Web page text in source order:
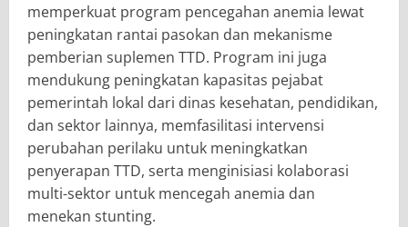
memperkuat program pencegahan anemia lewat
peningkatan rantai pasokan dan mekanisme
pemberian suplemen TTD. Program ini juga
mendukung peningkatan kapasitas pejabat
pemerintah lokal dari dinas kesehatan, pendidikan,
dan sektor lainnya, memfasilitasi intervensi
perubahan perilaku untuk meningkatkan
penyerapan TTD, serta menginisiasi kolaborasi
multi-sektor untuk mencegah anemia dan
menekan stunting.